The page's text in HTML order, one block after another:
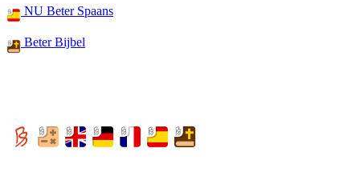
NU Beter Spaans
Beter Bijbel